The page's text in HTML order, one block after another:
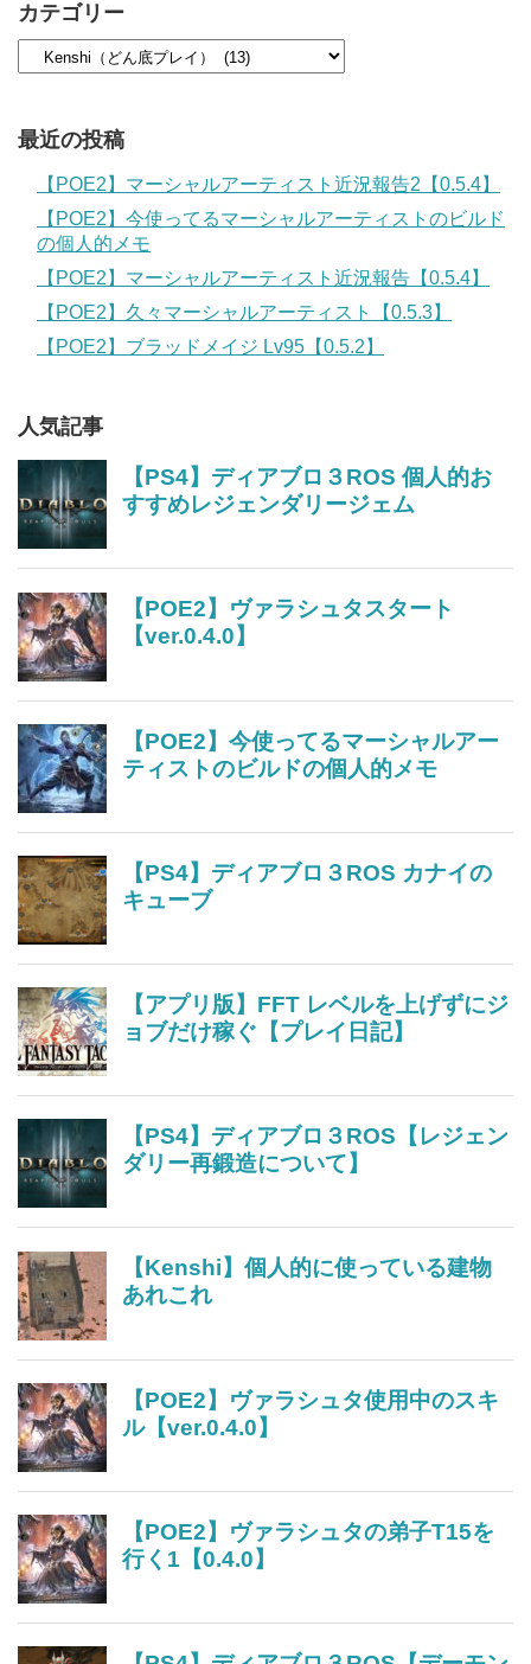
カテゴリー
最近の投稿
【POE2】マーシャルアーティスト近況報告2【0.5.4】
【POE2】今使ってるマーシャルアーティストのビルド
の個人的メモ
【POE2】マーシャルアーティスト近況報告【0.5.4】
【POE2】久々マーシャルアーティスト【0.5.3】
【POE2】ブラッドメイジ Lv95【0.5.2】
人気記事